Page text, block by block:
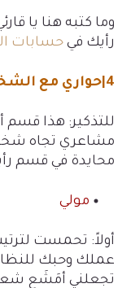
وما كتبه هنا يا
رأيك في حسابات
4|حواري مع الشخصيات:
للتذكير: هذا قسم
مشاعري تجاه
محايدة في قسم
مولي
أولاً: تحمست
عملك وحبك
تجعلني أمَشَع